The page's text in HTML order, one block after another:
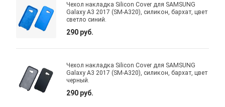
Чехол накладка Silicon Cover для SAMSUNG
Galaxy A3 2017 (SM-A320), силикон, бархат, цвет
светло синий.
290 руб.
Чехол накладка Silicon Cover для SAMSUNG
Galaxy A3 2017 (SM-A320), силикон, бархат, цвет
черный.
290 руб.